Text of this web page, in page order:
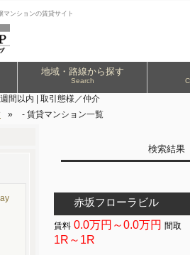
マンションの賃貸サイト
地域・路線から探す
Search
間以内 | 取引態様／仲介
» - 賃貸マンション一覧
検索結
赤坂フローラビル
0.0万円～0.0万円
1R～1R